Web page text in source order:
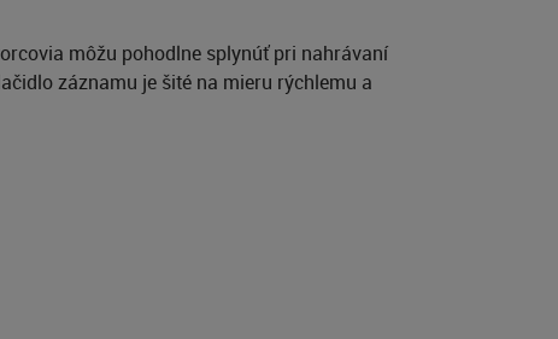
môžu pohodlne splynúť pri nahrávaní
záznamu je šité na mieru rýchlemu a